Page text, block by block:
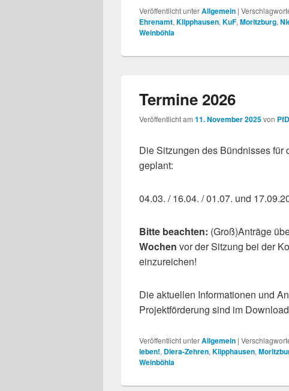
Veröffentlicht unterAllgemein |
Ehrenamt,Klipphausen,KuF,Moritzburg,
Weinböhla
Termine 2026
Veröffentlicht am 11. November 2025von PfD
Die Sitzungen des Bündnisses für
geplant:
04.03. / 16.04. / 01.07. und
Bitte beachten: (Groß)Anträge
Wochen vor der Sitzung bei der
einzureichen!
Die aktuellen Informationen und
Projektförderung sind im
Veröffentlicht unterAllgemein |
leben!, Diera-Zehren,Klipphausen,
Weinböhla